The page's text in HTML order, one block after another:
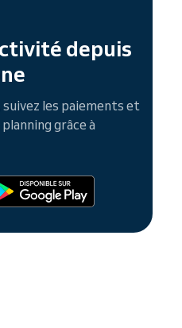
depuis
les paiements et
grâce à